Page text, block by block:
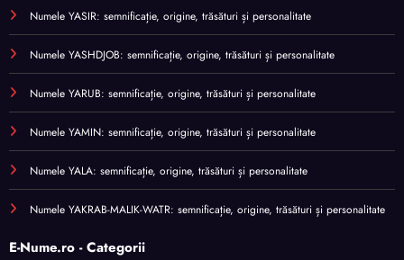
Numele YASIR: semnificație, origine, trăsături și personalitate
Numele YASHDJOB: semnificație, origine, trăsături și personalitate
Numele YARUB: semnificație, origine, trăsături și personalitate
Numele YAMIN: semnificație, origine, trăsături și personalitate
Numele YALA: semnificație, origine, trăsături și personalitate
Numele YAKRAB-MALIK-WATR: semnificație, origine, trăsături și personalitate
E-Nume.ro - Categorii